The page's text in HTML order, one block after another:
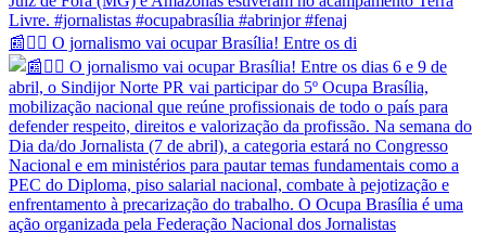
📰✊🏽 O jornalismo vai ocupar Brasília! Entre os di